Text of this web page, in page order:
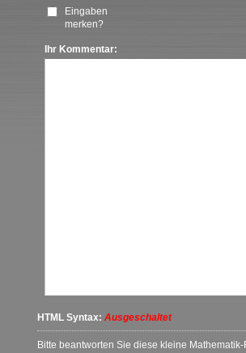
Eingaben
merken?
Ihr Kommentar:
HTML Syntax: Ausgeschaltet
Bitte beantworten Sie diese kleine Mathematik-